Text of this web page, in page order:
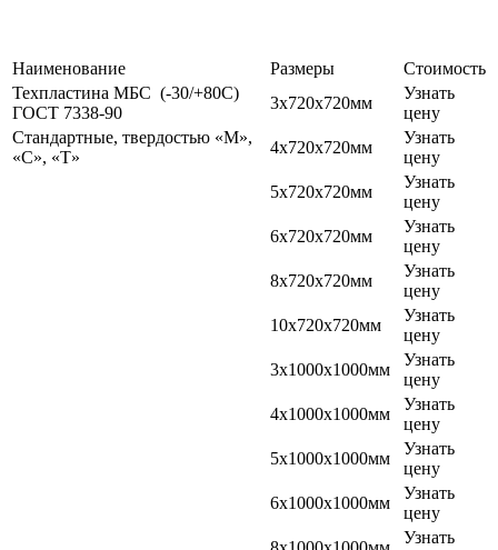
Наименование Размеры
Стоимость
Техпластина МБС (-30/+80С)
ГОСТ 7338-90
3х720х720мм
Узнать
цену
Стандартные, твердостью «М»,
«С», «Т»
4х720х720мм
Узнать
цену
5х720х720мм
Узнать
цену
6х720х720мм
Узнать
цену
8х720х720мм
Узнать
цену
10х720х720мм
Узнать
цену
3х1000х1000мм
Узнать
цену
4х1000х1000мм
Узнать
цену
5х1000х1000мм
Узнать
цену
6х1000х1000мм
Узнать
цену
Узнать